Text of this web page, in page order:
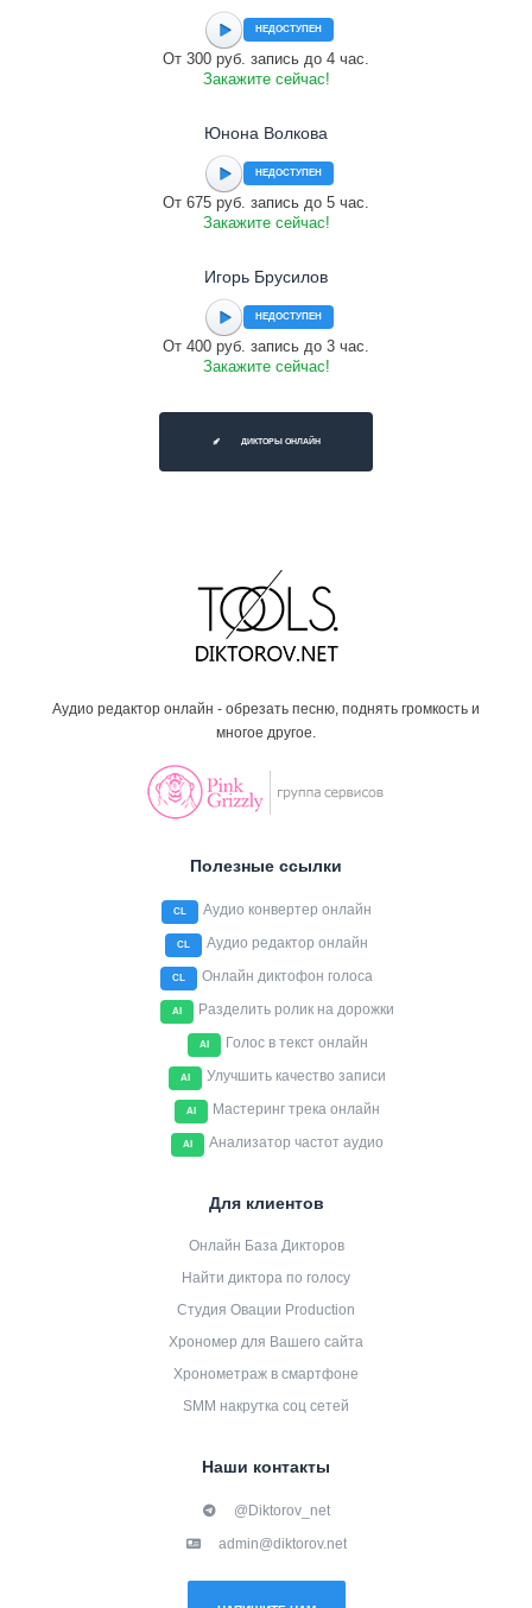
НЕДОСТУПЕН
От 300 руб. запись до 4 час.
Закажите сейчас!
Юнона Волкова
НЕДОСТУПЕН
От 675 руб. запись до 5 час.
Закажите сейчас!
Игорь Брусилов
НЕДОСТУПЕН
От 400 руб. запись до 3 час.
Закажите сейчас!
ДИКТОРЫ ОНЛАЙН
Аудио редактор онлайн - обрезать песню, поднять громкость и
многое другое.
Полезные ссылки
CL Аудио конвертер онлайн
CL Аудио редактор онлайн
CL Онлайн диктофон голоса
AI Разделить ролик на дорожки
AI Голос в текст онлайн
AI Улучшить качество записи
AI Мастеринг трека онлайн
AI Анализатор частот аудио
Для клиентов
Онлайн База Дикторов
Найти диктора по голосу
Студия Овации Production
Хрономер для Вашего сайта
Хронометраж в смартфоне
SMM накрутка соц сетей
Наши контакты
@Diktorov_net
admin@diktorov.net